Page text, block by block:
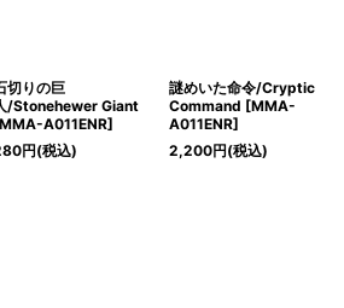
切りの巨
/Stonehewer Giant
A011ENR]
円(税込)
謎めいた命令/Cryptic
Command [MMA-
A011ENR]
2,200円(税込)